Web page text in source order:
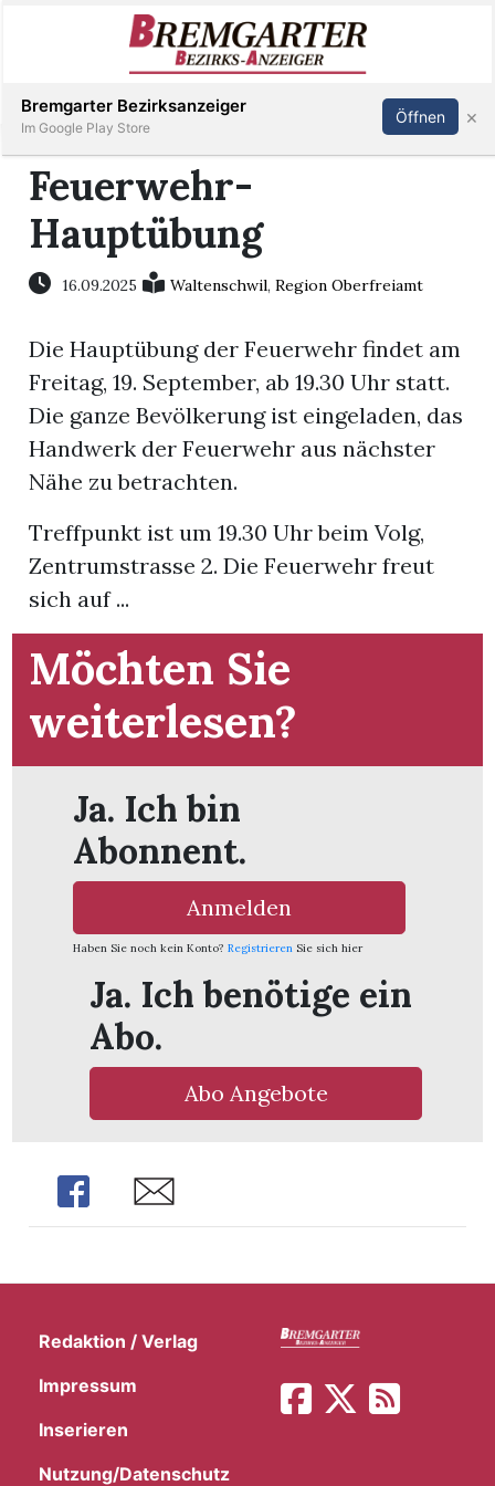
Immobilien
Veranstaltungen
Stellen
E-
Paper
Newsletter
App
Bremgarten
Inserieren Abonnieren Anmelden
Feuerwehr-
Hauptübung
16.09.2025 Waltenschwil,Region Oberfreiamt
Die Hauptübung der Feuerwehr findet am
Freitag, 19. September, ab 19.30 Uhr statt.
Die ganze Bevölkerung ist eingeladen, das
Handwerk der Feuerwehr aus nächster
Nähe zu betrachten.
Treffpunkt ist um 19.30 Uhr beim Volg,
Zentrumstrasse 2. Die Feuerwehr freut
sich auf ...
Möchten Sie
weiterlesen?
Ja. Ich bin
Abonnent.
Anmelden
Haben Sie noch kein Konto? Registrieren Sie sich hier
Ja. Ich benötige ein
Abo.
Abo Angebote
Share Share
Redaktion / Verlag
Impressum
Inserieren
Nutzung/Datenschutz
Bremgarter Bezirksanzeiger
Im Google Play Store
Öffnen ×